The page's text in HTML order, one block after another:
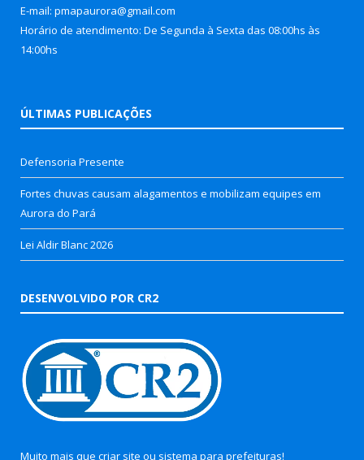
E-mail: pmapaurora@gmail.com
Horário de atendimento: De Segunda à Sexta das 08:00hs às
14:00hs
ÚLTIMAS PUBLICAÇÕES
Defensoria Presente
Fortes chuvas causam alagamentos e mobilizam equipes em
Aurora do Pará
Lei Aldir Blanc 2026
DESENVOLVIDO POR CR2
Muito mais que criar site ou sistema para prefeituras!